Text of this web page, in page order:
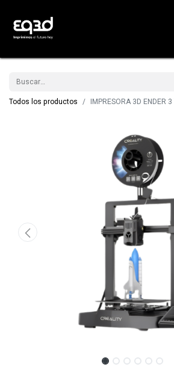
Todos los productos IMPRESORA 3D ENDER